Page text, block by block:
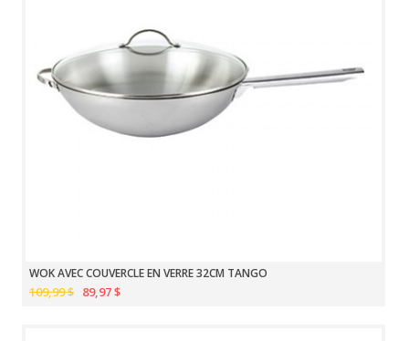
WOK AVEC COUVERCLE EN VERRE 32CM TANGO
109,99 $ 89,97 $